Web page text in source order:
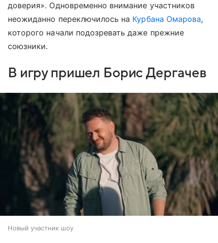
доверия». Одновременно внимание участников
неожиданно переключилось на Курбана Омарова,
которого начали подозревать даже прежние
союзники.
В игру пришел Борис Дергачев
Новый участник шоу